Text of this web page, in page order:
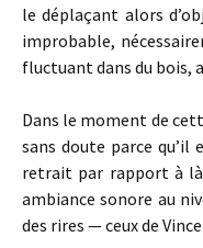
le déplaçant alors
improbable,
fluctuant dans du bois,
Dans le moment de
sans doute parce
retrait par rapport à là
ambiance sonore au
des rires — ceux de